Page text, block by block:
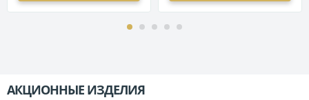
АКЦИОННЫЕ ИЗДЕЛИЯ